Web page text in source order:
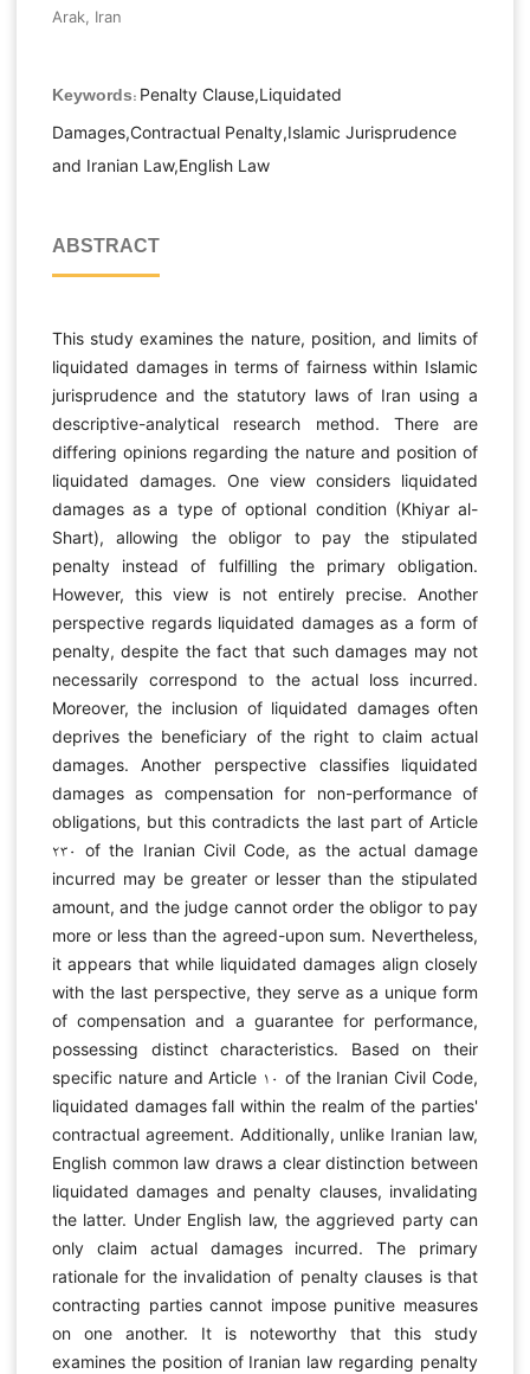
Arak, Iran
Keywords: Penalty Clause,Liquidated
Damages,Contractual Penalty,Islamic Jurisprudence
and Iranian Law,English Law
ABSTRACT
This study examines the nature, position, and limits of
liquidated damages in terms of fairness within Islamic
jurisprudence and the statutory laws of Iran using a
descriptive-analytical research method. There are
differing opinions regarding the nature and position of
liquidated damages. One view considers liquidated
damages as a type of optional condition (Khiyar al-
Shart), allowing the obligor to pay the stipulated
penalty instead of fulfilling the primary obligation.
However, this view is not entirely precise. Another
perspective regards liquidated damages as a form of
penalty, despite the fact that such damages may not
necessarily correspond to the actual loss incurred.
Moreover, the inclusion of liquidated damages often
deprives the beneficiary of the right to claim actual
damages. Another perspective classifies liquidated
damages as compensation for non-performance of
obligations, but this contradicts the last part of Article
۲۳۰ of the Iranian Civil Code, as the actual damage
incurred may be greater or lesser than the stipulated
amount, and the judge cannot order the obligor to pay
more or less than the agreed-upon sum. Nevertheless,
it appears that while liquidated damages align closely
with the last perspective, they serve as a unique form
of compensation and a guarantee for performance,
possessing distinct characteristics. Based on their
specific nature and Article ۱۰ of the Iranian Civil Code,
liquidated damages fall within the realm of the parties'
contractual agreement. Additionally, unlike Iranian law,
English common law draws a clear distinction between
liquidated damages and penalty clauses, invalidating
the latter. Under English law, the aggrieved party can
only claim actual damages incurred. The primary
rationale for the invalidation of penalty clauses is that
contracting parties cannot impose punitive measures
on one another. It is noteworthy that this study
examines the position of Iranian law regarding penalty